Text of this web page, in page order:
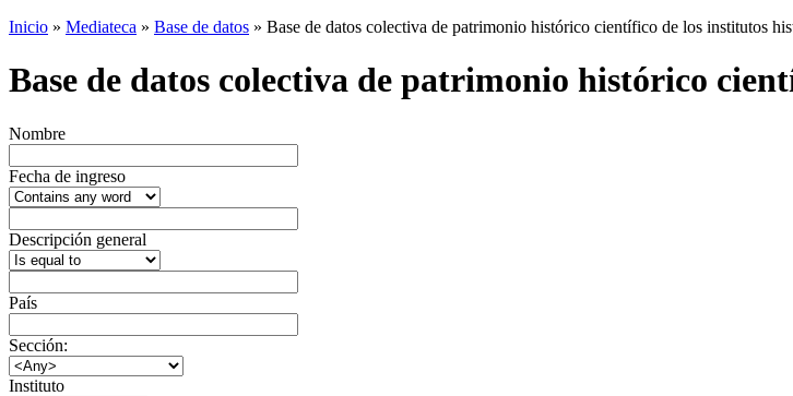
Inicio » Mediateca » Base de datos » Base de datos colectiva de patrimonio histórico científico de los institutos
Base de datos colectiva de patrimonio histórico
Nombre
Fecha de ingreso
Descripción general
País
Sección:
Instituto